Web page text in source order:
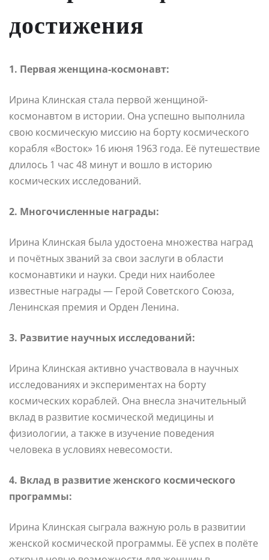
достижения
1. Первая женщина-космонавт:
Ирина Клинская стала первой женщиной-
космонавтом в истории. Она успешно выполнила
свою космическую миссию на борту космического
корабля «Восток» 16 июня 1963 года. Её путешествие
длилось 1 час 48 минут и вошло в историю
космических исследований.
2. Многочисленные награды:
Ирина Клинская была удостоена множества наград
и почётных званий за свои заслуги в области
космонавтики и науки. Среди них наиболее
известные награды — Герой Советского Союза,
Ленинская премия и Орден Ленина.
3. Развитие научных исследований:
Ирина Клинская активно участвовала в научных
исследованиях и экспериментах на борту
космических кораблей. Она внесла значительный
вклад в развитие космической медицины и
физиологии, а также в изучение поведения
человека в условиях невесомости.
4. Вклад в развитие женского космического
программы:
Ирина Клинская сыграла важную роль в развитии
женской космической программы. Её успех в полёте